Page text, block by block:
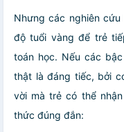
Nhưng các nghiên
độ tuổi vàng để trẻ
toán học. Nếu các
thật là đáng tiếc, bởi
vời mà trẻ có thể
thức đúng đắn: